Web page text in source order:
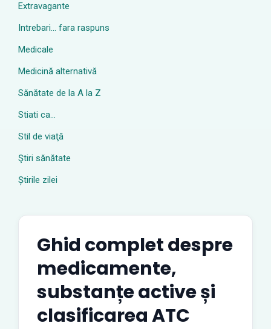
Extravagante
Intrebari… fara raspuns
Medicale
Medicină alternativă
Sănătate de la A la Z
Stiati ca…
Stil de viaţă
Ştiri sănătate
Știrile zilei
Ghid complet despre
medicamente,
substanțe active și
clasificarea ATC